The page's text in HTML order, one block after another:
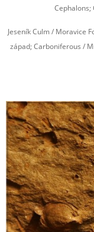
Cephalons;
Jeseník Culm / Moravice
západ; Carboniferous /